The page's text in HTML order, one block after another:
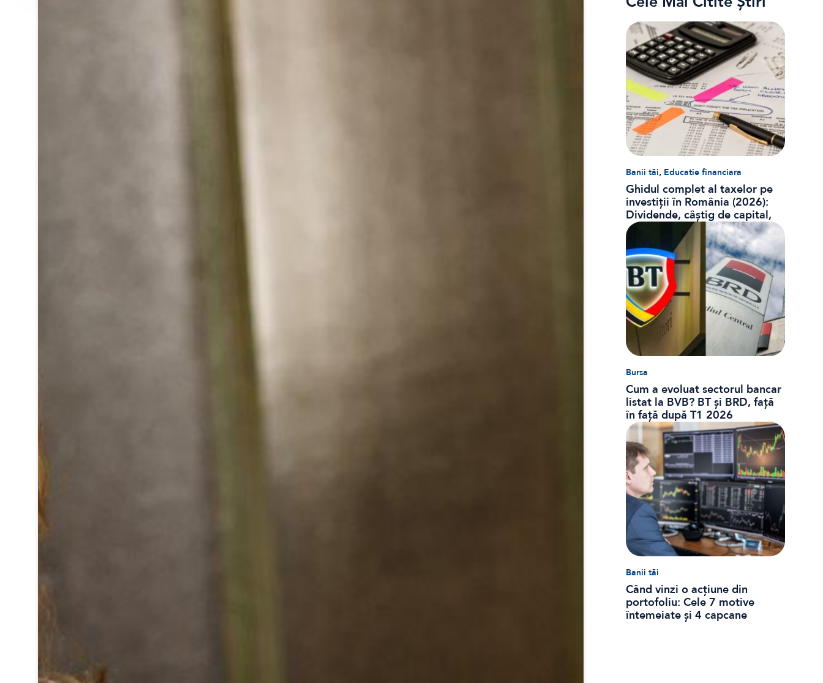
Banii tăi, Educatie financiara
Ghidul complet al taxelor pe
investiții în România (2026):
Dividende, câștig de capital,
dobânzi și CASS
Bursa
Cum a evoluat sectorul bancar
listat la BVB? BT și BRD, față
în față după T1 2026
Banii tăi
Când vinzi o acțiune din
portofoliu: Cele 7 motive
întemeiate și 4 capcane